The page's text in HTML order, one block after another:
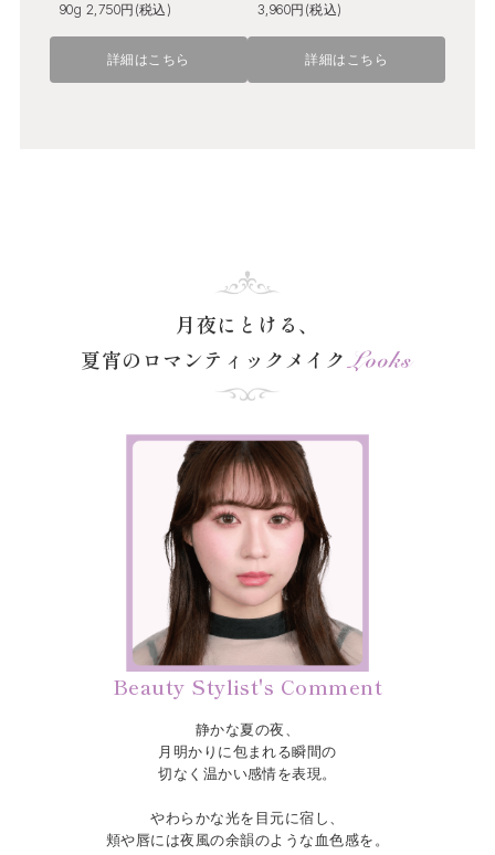
90g 2,750円(税込)
詳細はこちら
3,960円(税込)
詳細はこちら
月夜にとける、
夏宵のロマンティックメイク
Beauty Stylist's Comment
静かな夏の夜、
月明かりに包まれる瞬間の
切なく温かい感情を表現。
やわらかな光を目元に宿し、
頬や唇には夜風の余韻のような血色感を。